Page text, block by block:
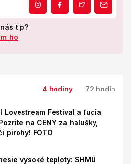
tip?
ho
4 hodiny 72 hodín
Lovestream Festival a ľudia
na CENY za halušky,
pirohy! FOTO
vysoké teploty: SHMÚ